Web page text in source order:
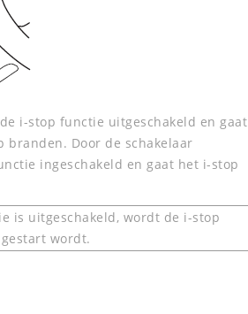
i-stop functie uitgeschakeld en gaat
Door de schakelaar
ingeschakeld en gaat het i-stop
is uitgeschakeld, wordt de i-stop
wordt.